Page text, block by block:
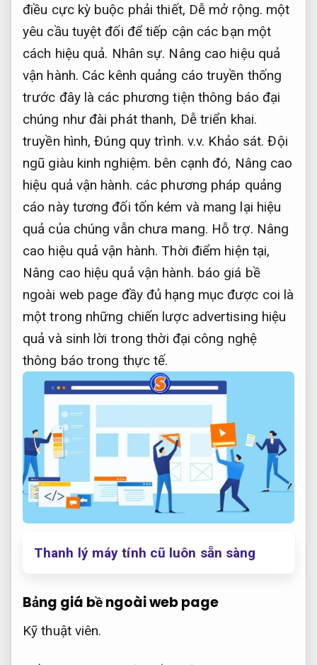
điều cực kỳ buộc phải thiết, Dễ mở rộng. một
yêu cầu tuyệt đối để tiếp cận các bạn một
cách hiệu quả. Nhân sự. Nâng cao hiệu quả
vận hành. Các kênh quảng cáo truyền thống
trước đây là các phương tiện thông báo đại
chúng như đài phát thanh, Dễ triển khai.
truyền hình,Đúng quy trình. v.v. Khảo sát. Đội
ngũ giàu kinh nghiệm. bên cạnh đó, Nâng cao
hiệu quả vận hành. các phương pháp quảng
cáo này tương đối tốn kém và mang lại hiệu
quả của chúng vẫn chưa mang. Hỗ trợ. Nâng
cao hiệu quả vận hành. Thời điểm hiện tại,
Nâng cao hiệu quả vận hành. báo giá bề
ngoài web page đầy đủ hạng mục được coi là
một trong những chiến lược advertising hiệu
quả và sinh lời trong thời đại công nghệ
thông báo trong thực tế.
Thanh lý máy tính cũ luôn sẵn sàng
Bảng giá bề ngoài web page
Kỹ thuật viên.